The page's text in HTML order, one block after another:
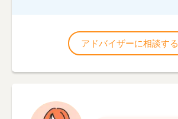
アドバイザーに相談する